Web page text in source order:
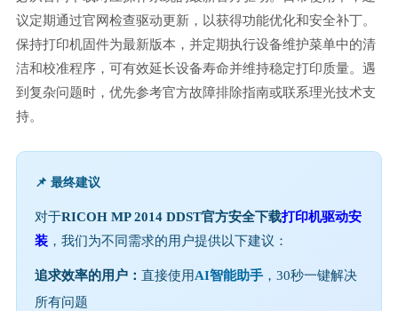
议定期通过官网检查驱动更新，以获得功能优化和安全补丁。
保持打印机固件为最新版本，并定期执行设备维护菜单中的清
洁和校准程序，可有效延长设备寿命并维持稳定打印质量。遇
到复杂问题时，优先参考官方故障排除指南或联系理光技术支
持。
📌 最终建议
对于RICOH MP 2014 DDST官方安全下载打印机驱动安
装，我们为不同需求的用户提供以下建议：
追求效率的用户： 直接使用AI智能助手，30秒一键解决
所有问题